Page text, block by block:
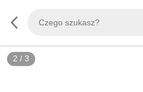
2 / 3